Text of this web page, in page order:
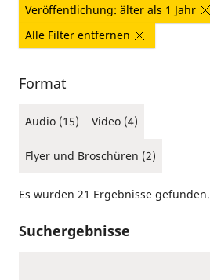
Veröffentlichung: älter als 1 Jahr
Alle Filter entfernen
Format
Audio (15) Video (4)
Flyer und Broschüren (2)
Es wurden 21 Ergebnisse gefunden.
Suchergebnisse